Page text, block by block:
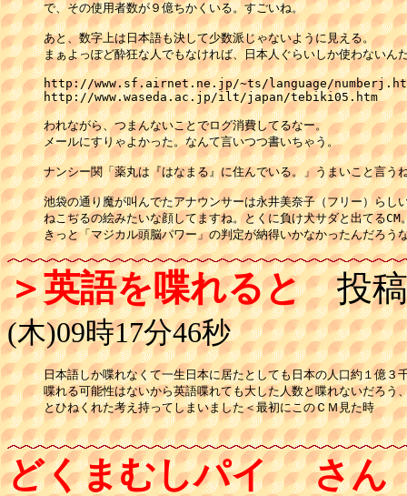
で、その使用者数が９億ちかくいる。すごいね。
あと、数字上は日本語も決して少数派じゃないように見える。
まぁよっぽど酔狂な人でもなければ、日本人ぐらいしか使わないん
http://www.sf.airnet.ne.jp/~ts/language/
http://www.waseda.ac.jp/ilt/japan/tebiki05.htm
われながら、つまんないことでログ消費してるなー。
メールにすりゃよかった。なんて言いつつ書いちゃう。
ナンシー関「薬丸は『はなまる』に住んでいる。」うまいこと言う
池袋の通り魔が叫んでたアナウンサーは永井美奈子（フリー）らし
ねこぢるの絵みたいな顔してますね。とくに負け犬サダと出てるCM
きっと「マジカル頭脳パワー」の判定が納得いかなかったんだろう
＞英語を喋れると投稿
(木)09時17分46秒
日本語しか喋れなくて一生日本に居たとしても日本の人口約１億３
喋れる可能性はないから英語喋れても大した人数と喋れないだろう
とひねくれた考え持ってしまいました＜最初にこのＣＭ見た時
どくまむしパイ さん